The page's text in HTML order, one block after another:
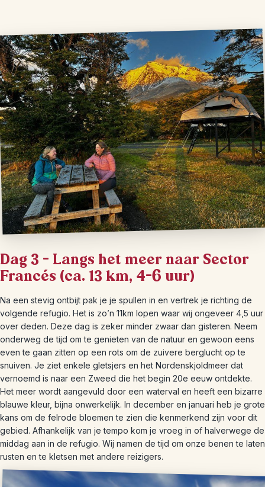
Dag 3 – Langs het meer naar Sector
Francés (ca. 13 km, 4–6 uur)
Na een stevig ontbijt pak je je spullen in en vertrek je richting de
volgende refugio. Het is zo’n 11km lopen waar wij ongeveer 4,5 uur
over deden. Deze dag is zeker minder zwaar dan gisteren. Neem
onderweg de tijd om te genieten van de natuur en gewoon eens
even te gaan zitten op een rots om de zuivere berglucht op te
snuiven. Je ziet enkele gletsjers en het Nordenskjoldmeer dat
vernoemd is naar een Zweed die het begin 20e eeuw ontdekte.
Het meer wordt aangevuld door een waterval en heeft een bizarre
blauwe kleur, bijna onwerkelijk. In december en januari heb je grote
kans om de felrode bloemen te zien die kenmerkend zijn voor dit
gebied. Afhankelijk van je tempo kom je vroeg in of halverwege de
middag aan in de refugio. Wij namen de tijd om onze benen te laten
rusten en te kletsen met andere reizigers.